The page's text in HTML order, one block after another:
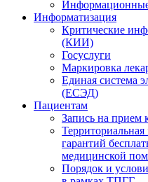
Информатизация
Критические
(КИИ)
Госуслуги
Маркировка
Единая система
(ЕСЭД)
Пациентам
Запись на прием
гарантий
медицинской
Порядок и